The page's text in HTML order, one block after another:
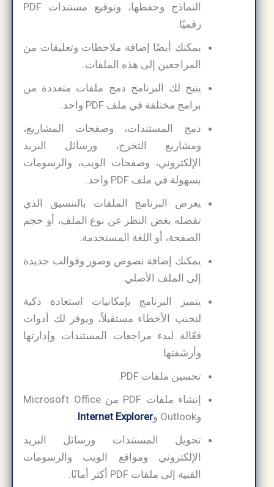
النماذج وحفظها، وتوقيع مستندات PDF
رقميًا.
يمكنك أيضًا إضافة ملاحظات وتعليقات من
المراجعين إلى هذه الملفات.
يتيح لك البرنامج دمج ملفات متعددة من
برامج مختلفة في ملف PDF واحد.
دمج المستندات، وصفحات المشاريع،
ومشاريع التخرج، ورسائل البريد
الإلكتروني، وصفحات الويب، والرسومات
بسهولة في ملف PDF واحد.
يعرض البرنامج الملفات بالتنسيق الذي
تفضله بغض النظر عن نوع الملف، أو حجم
الصفحة، أو اللغة المستخدمة.
يمكنك إضافة نصوص وصور وقوالب جديدة
إلى الملف الأصلي.
يتميز البرنامج بإمكانيات استعادة ذكية
لتجنب الأخطاء مستقبلاً، ويوفر لك أدوات
فعّالة لبدء مراجعات المستندات وإدارتها
وأرشفتها.
تحسين ملفات PDF.
إنشاء ملفات PDF من Microsoft Office
Internet Explorer
.
تحويل المستندات ورسائل البريد
الإلكتروني ومواقع الويب والرسومات
الفنية إلى ملفات PDF أكثر أمانًا.